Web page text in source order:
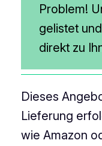
Problem!
gelistet
direkt zu
Dieses
Lieferung
wie Amazon